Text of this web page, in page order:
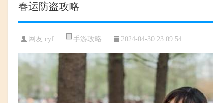
春运防盗攻略
网友:cyf 手游攻略 2024-04-30 23:09:54